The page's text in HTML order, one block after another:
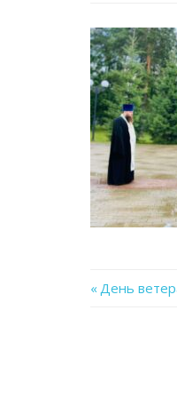
Previous
День